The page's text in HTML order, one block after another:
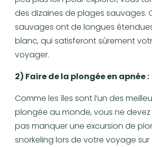
des dizaines de plages sauvages.
sauvages ont de longues
blanc, qui satisferont sûrement
voyager.
2) Faire de la plongée en apnée :
Comme les îles sont l’un des
plongée au monde, vous ne
pas manquer une excursion de
snorkeling lors de votre voyage sur